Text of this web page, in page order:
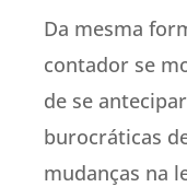
Da mesma
contador se
de se
burocráticas
mudanças na